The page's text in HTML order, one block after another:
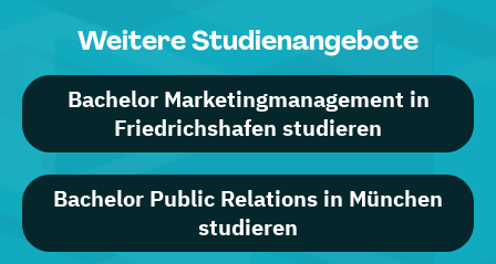
Weitere Studienangebote
Bachelor Marketingmanagement in
Friedrichshafen studieren
Bachelor Public Relations in München
studieren